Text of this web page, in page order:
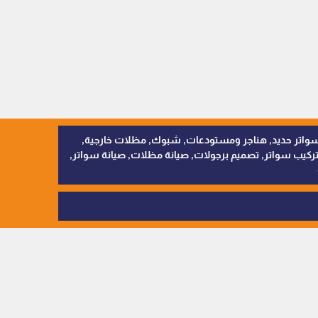
سواتر اقمشة, سواتر حديد, هناجر ومستودعات, شبوك, مظلات خارجية,
سواتر, تصميم برجولات, صيانة مظلات, صيانة سواتر,